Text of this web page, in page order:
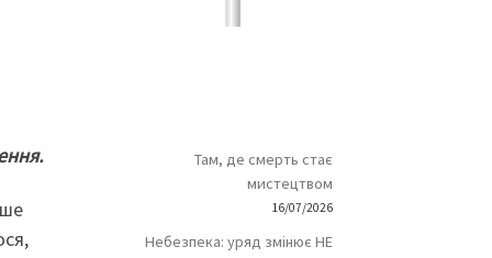
Там, де смерть стає
мистецтвом
16/07/2026
Небезпека: уряд змінює НЕ